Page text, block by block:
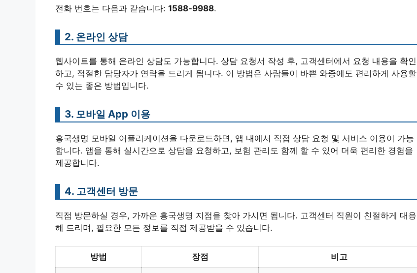
전화 번호는 다음과 같습니다: 1588-9988.
2. 온라인 상담
웹사이트를 통해 온라인 상담도 가능합니다. 상담 요청서 작성 후, 고객센터에서 요청 내용을 확인
하고, 적절한 담당자가 연락을 드리게 됩니다. 이 방법은 사람들이 바쁜 와중에도 편리하게 사용할
수 있는 좋은 방법입니다.
3. 모바일 App 이용
흥국생명 모바일 어플리케이션을 다운로드하면, 앱 내에서 직접 상담 요청 및 서비스 이용이 가능
합니다. 앱을 통해 실시간으로 상담을 요청하고, 보험 관리도 함께 할 수 있어 더욱 편리한 경험을
제공합니다.
4. 고객센터 방문
직접 방문하실 경우, 가까운 흥국생명 지점을 찾아 가시면 됩니다. 고객센터 직원이 친절하게 대응
해 드리며, 필요한 모든 정보를 직접 제공받을 수 있습니다.
방법 장점 비고